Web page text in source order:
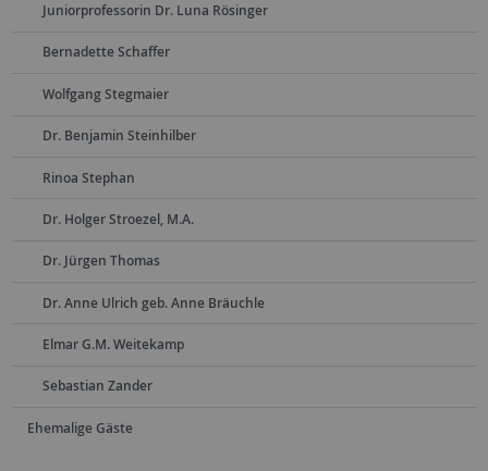
Juniorprofessorin Dr. Luna Rösinger
Bernadette Schaffer
Wolfgang Stegmaier
Dr. Benjamin Steinhilber
Rinoa Stephan
Dr. Holger Stroezel, M.A.
Dr. Jürgen Thomas
Dr. Anne Ulrich geb. Anne Bräuchle
Elmar G.M. Weitekamp
Sebastian Zander
Ehemalige Gäste